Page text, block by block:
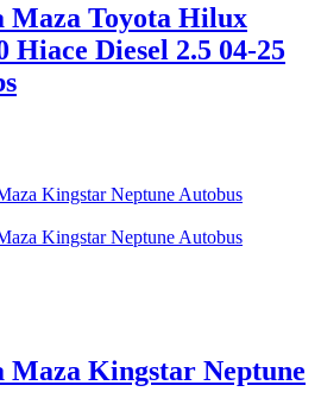
Maza Toyota Hilux
Hiace Diesel 2.5 04-25
Maza Kingstar Neptune